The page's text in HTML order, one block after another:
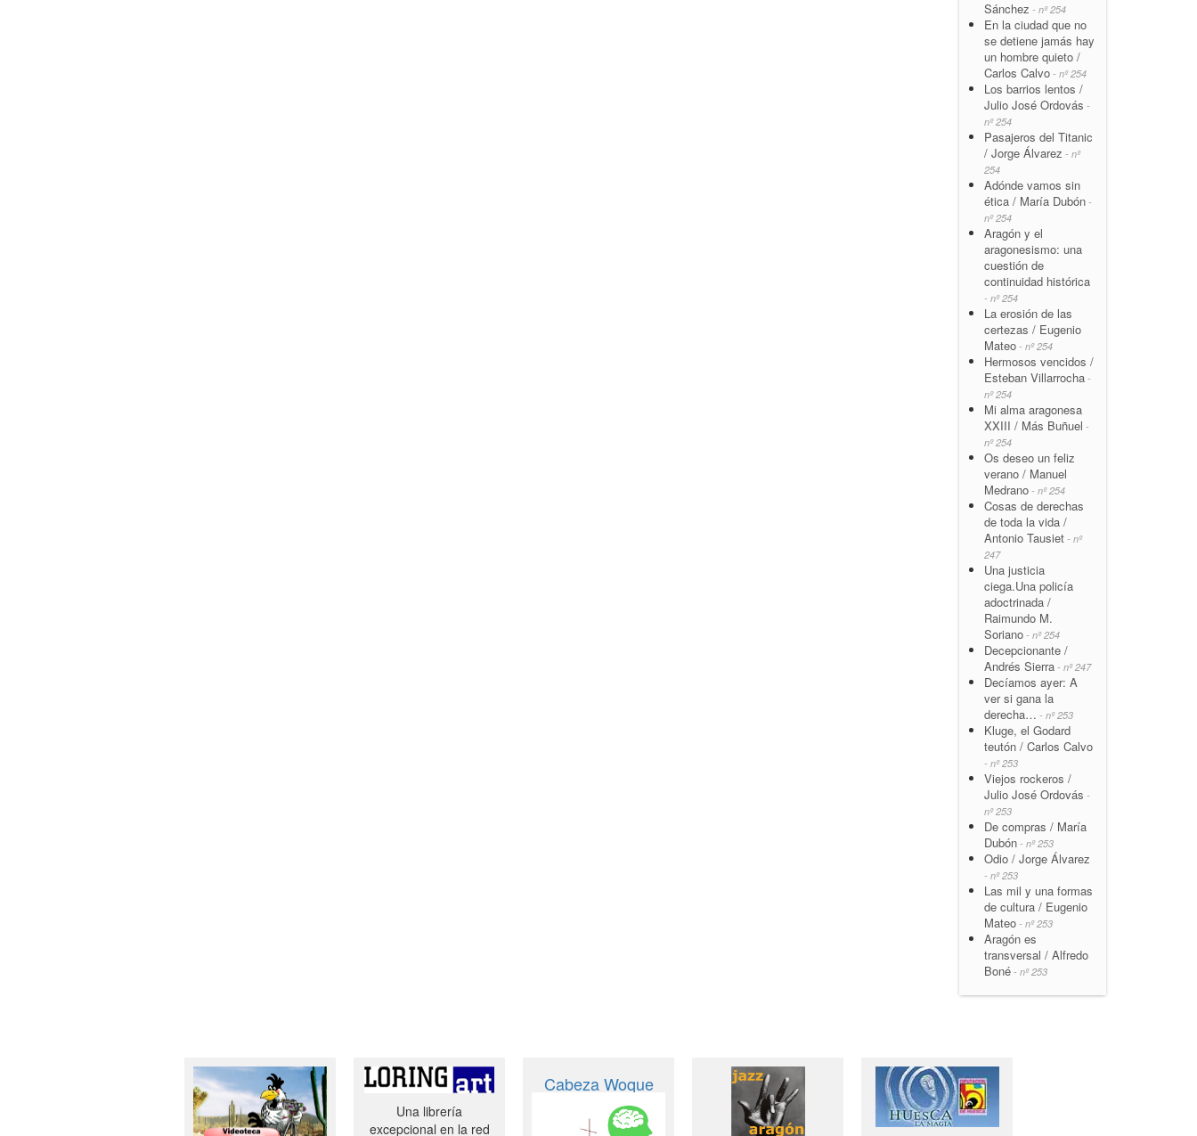
Sánchez - nº 254
En la ciudad que no
se detiene jamás hay
un hombre quieto /
Carlos Calvo - nº 254
Los barrios lentos /
Julio José Ordovás -
nº 254
Pasajeros del Titanic
/ Jorge Álvarez - nº
254
Adónde vamos sin
ética / María Dubón -
nº 254
Aragón y el
aragonesismo: una
cuestión de
continuidad histórica
- nº 254
La erosión de las
certezas / Eugenio
Mateo - nº 254
Hermosos vencidos /
Esteban Villarrocha -
nº 254
Mi alma aragonesa
XXIII / Más Buñuel -
nº 254
Os deseo un feliz
verano / Manuel
Medrano - nº 254
Cosas de derechas
de toda la vida /
Antonio Tausiet - nº
247
Una justicia
ciega.Una policía
adoctrinada /
Raimundo M.
Soriano - nº 254
Decepcionante /
Andrés Sierra - nº 247
Decíamos ayer: A
ver si gana la
derecha… - nº 253
Kluge, el Godard
teutón / Carlos Calvo
- nº 253
Viejos rockeros /
Julio José Ordovás -
nº 253
De compras / María
Dubón - nº 253
Odio / Jorge Álvarez
- nº 253
Las mil y una formas
de cultura / Eugenio
Mateo - nº 253
Aragón es
transversal / Alfredo
Boné - nº 253
Una librería
excepcional en la red
Cabeza Woque